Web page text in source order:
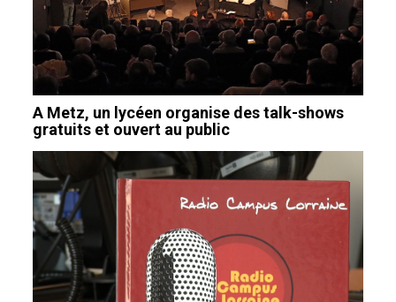
A Metz, un lycéen organise des talk-shows
gratuits et ouvert au public